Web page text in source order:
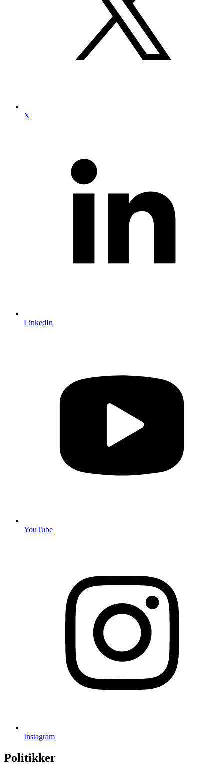
X
LinkedIn
YouTube
Instagram
Politikker